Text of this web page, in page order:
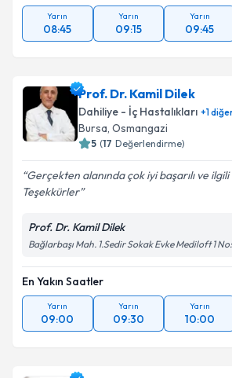
Yarın
08:45
Yarın
09:15
Yarın
09:45
Prof. Dr. Kamil Dilek
Dahiliye - İç Hastalıkları +1
Bursa, Osmangazi
5 (17 Değerlendirme)
Gerçekten alanında çok iyi başarılı ve
Teşekkürler
Prof. Dr. Kamil Dilek
Bağlarbaşı Mah. 1.Sedir Sokak Evke Mediloft 1
En Yakın Saatler
Yarın
09:00
Yarın
09:30
Yarın
10:00